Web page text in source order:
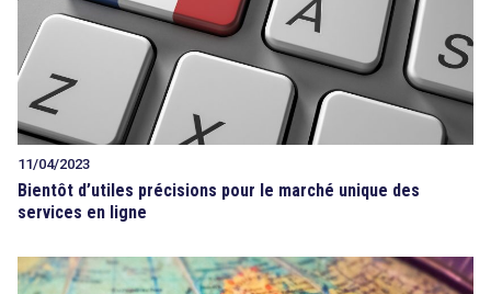
11/04/2023
Bientôt d’utiles précisions pour le marché unique des
services en ligne